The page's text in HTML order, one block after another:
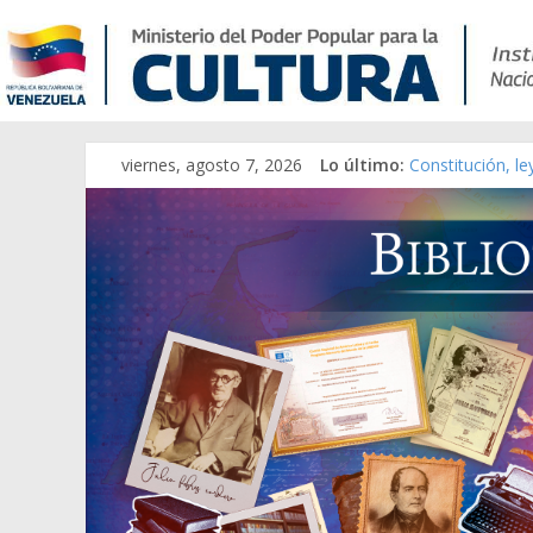
viernes, agosto 7, 2026 Lo último:
Catálogo
Constitución,
Una Parálisis
Modesta Bor
Gaceta Oficial